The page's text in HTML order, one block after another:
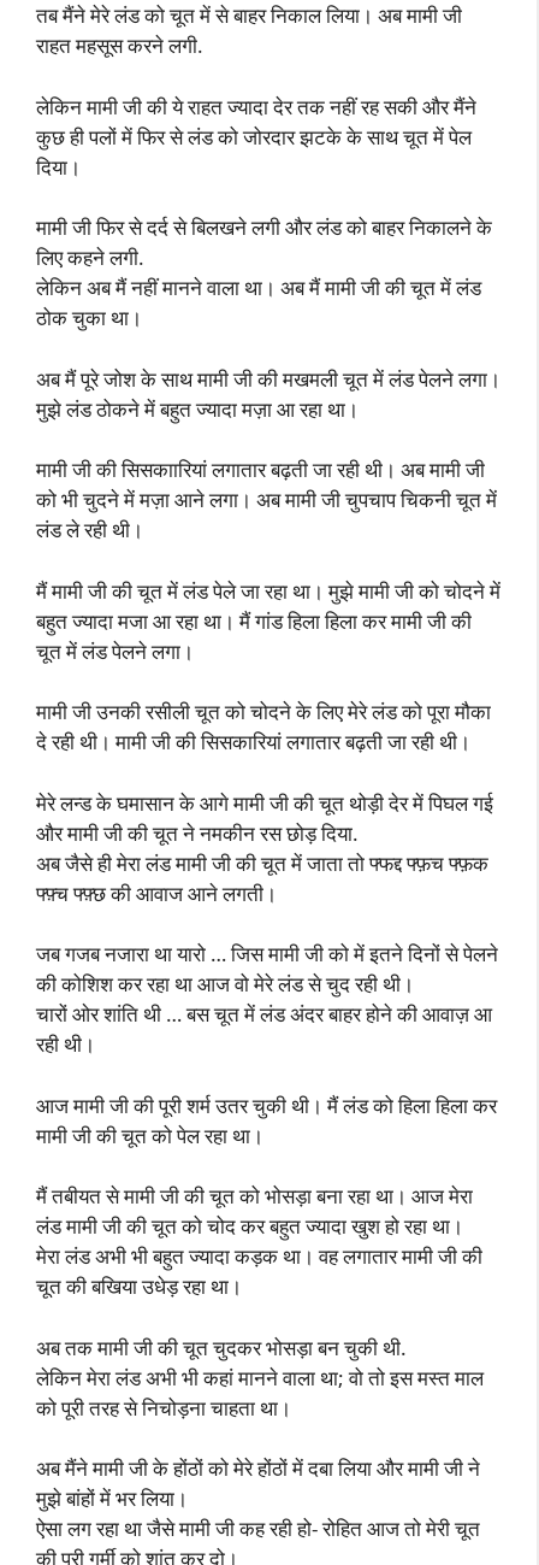
तब मैंने मेरे लंड को चूत में से बाहर निकाल लिया। अब मामी जी
राहत महसूस करने लगी.
लेकिन मामी जी की ये राहत ज्यादा देर तक नहीं रह सकी और मैंने
कुछ ही पलों में फिर से लंड को जोरदार झटके के साथ चूत में पेल
दिया।
मामी जी फिर से दर्द से बिलखने लगी और लंड को बाहर निकालने के
लिए कहने लगी.
लेकिन अब मैं नहीं मानने वाला था। अब मैं मामी जी की चूत में लंड
ठोक चुका था।
अब मैं पूरे जोश के साथ मामी जी की मखमली चूत में लंड पेलने लगा।
मुझे लंड ठोकने में बहुत ज्यादा मज़ा आ रहा था।
मामी जी की सिसकाारियां लगातार बढ़ती जा रही थी। अब मामी जी
को भी चुदने में मज़ा आने लगा। अब मामी जी चुपचाप चिकनी चूत में
लंड ले रही थी।
मैं मामी जी की चूत में लंड पेले जा रहा था। मुझे मामी जी को चोदने में
बहुत ज्यादा मजा आ रहा था। मैं गांड हिला हिला कर मामी जी की
चूत में लंड पेलने लगा।
मामी जी उनकी रसीली चूत को चोदने के लिए मेरे लंड को पूरा मौका
दे रही थी। मामी जी की सिसकारियां लगातार बढ़ती जा रही थी।
मेरे लन्ड के घमासान के आगे मामी जी की चूत थोड़ी देर में पिघल गई
और मामी जी की चूत ने नमकीन रस छोड़ दिया.
अब जैसे ही मेरा लंड मामी जी की चूत में जाता तो फ्फद्द फ्फ़च फ्फ़क
फ्फ़्च फ्फ़्छ की आवाज आने लगती।
जब गजब नजारा था यारो … जिस मामी जी को में इतने दिनों से पेलने
की कोशिश कर रहा था आज वो मेरे लंड से चुद रही थी।
चारों ओर शांति थी … बस चूत में लंड अंदर बाहर होने की आवाज़ आ
रही थी।
आज मामी जी की पूरी शर्म उतर चुकी थी। मैं लंड को हिला हिला कर
मामी जी की चूत को पेल रहा था।
मैं तबीयत से मामी जी की चूत को भोसड़ा बना रहा था। आज मेरा
लंड मामी जी की चूत को चोद कर बहुत ज्यादा खुश हो रहा था।
मेरा लंड अभी भी बहुत ज्यादा कड़क था। वह लगातार मामी जी की
चूत की बखिया उधेड़ रहा था।
अब तक मामी जी की चूत चुदकर भोसड़ा बन चुकी थी.
लेकिन मेरा लंड अभी भी कहां मानने वाला था; वो तो इस मस्त माल
को पूरी तरह से निचोड़ना चाहता था।
अब मैंने मामी जी के होंठों को मेरे होंठों में दबा लिया और मामी जी ने
मुझे बांहों में भर लिया।
ऐसा लग रहा था जैसे मामी जी कह रही हो- रोहित आज तो मेरी चूत
की पूरी गर्मी को शांत कर दो।